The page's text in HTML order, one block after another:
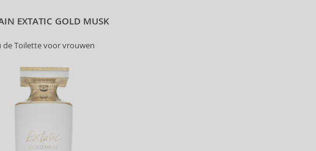
EXTATIC GOLD MUSK
de Toilette voor vrouwen